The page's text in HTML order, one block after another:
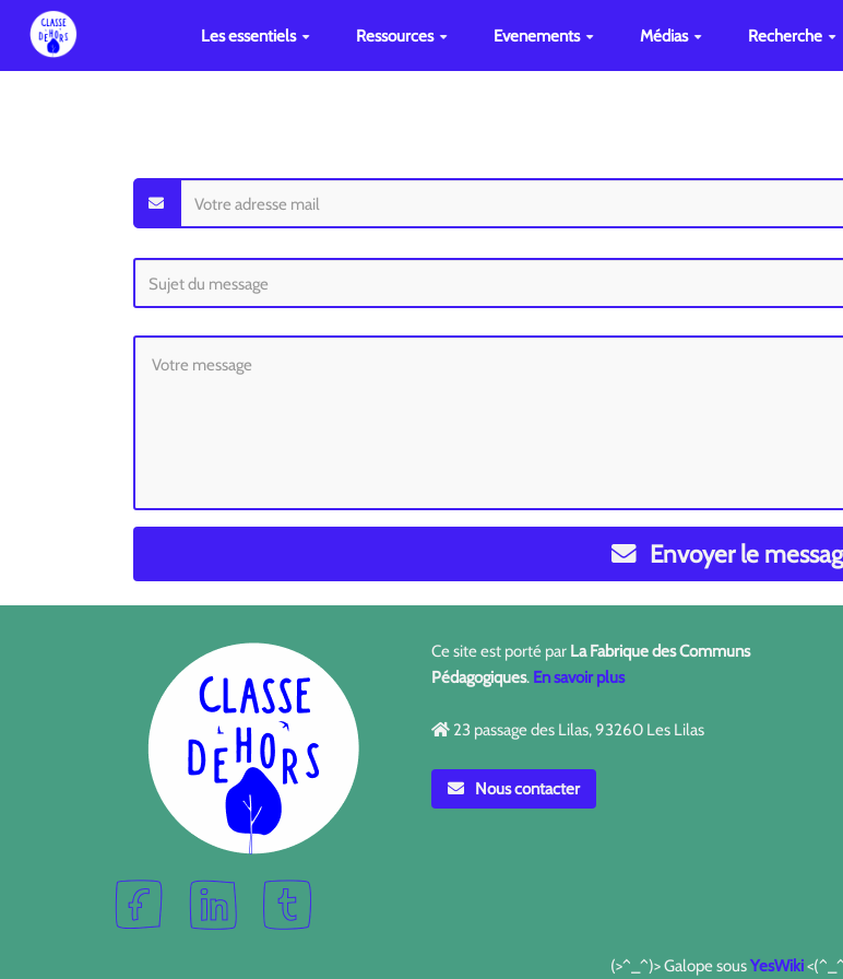
Les essentiels Ressources Evenements Médias Recherche
Envoyer le
Ce site est porté par La Fabrique des Communs
Pédagogiques. En savoir plus
23 passage des Lilas, 93260 Les Lilas
Nous contacter
(>^_^)> Galope sousYesWiki